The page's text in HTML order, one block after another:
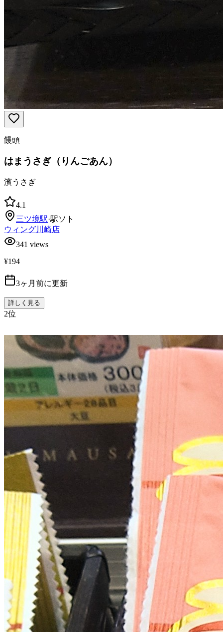
饅頭
はまうさぎ（りんごあん）
濱うさぎ
4.1
三ツ境駅·駅ソト
ウィング川崎店
341 views
¥194
3ヶ月前に更新
詳しく見る
2位